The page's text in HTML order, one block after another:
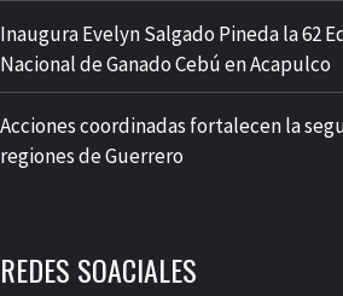
Inaugura Evelyn Salgado Pineda la 62
Nacional de Ganado Cebú en Acapulco
Acciones coordinadas fortalecen la
regiones de Guerrero
REDES SOACIALES